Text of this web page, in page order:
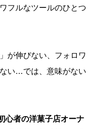
フルなツールのひとつ
が伸びない、フォロワ
い…では、意味がない
心者の洋菓子店オーナ